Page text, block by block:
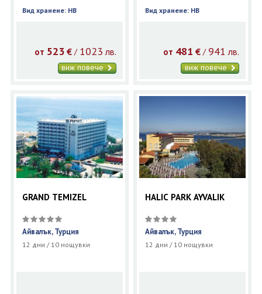
Вид хранене: HB
от 523 €/ 1023 лв.
виж повече
Вид хранене: HB
от 481 € / 941 лв.
виж повече
GRAND TEMIZEL
Айвалък, Турция
12 дни / 10 нощувки
HALIC PARK AYVALIK
Айвалък, Турция
12 дни / 10 нощувки